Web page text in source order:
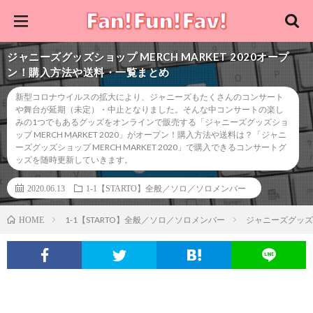
ジャニーズグッズショップ MERCH MARKET 2020オープ
ン！購入方法や送料・一覧まとめ
新型コロナウイルスの拡大により、ジャニーズもたくさんのコンサート
や舞台が延期（未定）・中止となりました。そんな中コンサートの楽し
みの1つでもあるグッズをオンラインで販売する「ジャニーズグッズショ
ップ MERCH MARKET 2020」がオープン！購入方法や送料は？「ジャニ
ーズグッズショップ MERCH MARKET 2020」で購入できるコンサートグ
ッズを随時更新していきます。
2020.06.13 1-1【STARTO】全般／ソロ／ソロメンバー
HOME 1-1【STARTO】全般／ソロ／ソロメンバー ジャニーズグッ